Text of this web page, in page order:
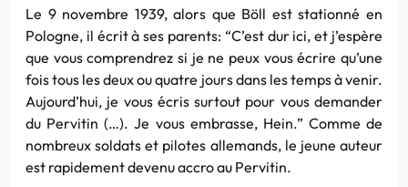
Le 9 novembre 1939, alors que Böll est stationné en
Pologne, il écrit à ses parents: “C’est dur ici, et j’espère
que vous comprendrez si je ne peux vous écrire qu’une
fois tous les deux ou quatre jours dans les temps à venir.
Aujourd’hui, je vous écris surtout pour vous demander
du Pervitin (…). Je vous embrasse, Hein.” Comme de
nombreux soldats et pilotes allemands, le jeune auteur
est rapidement devenu accro au Pervitin.